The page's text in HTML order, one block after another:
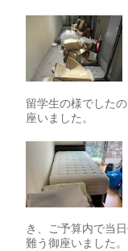
留学生の様でした
座いました。
き、ご予算内で当
難う御座いました。